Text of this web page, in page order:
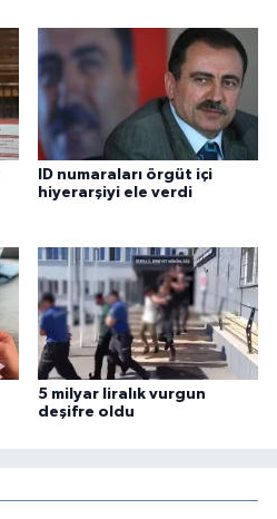
ID numaraları örgüt içi
hiyerarşiyi ele verdi
5 milyar liralık vurgun
deşifre oldu